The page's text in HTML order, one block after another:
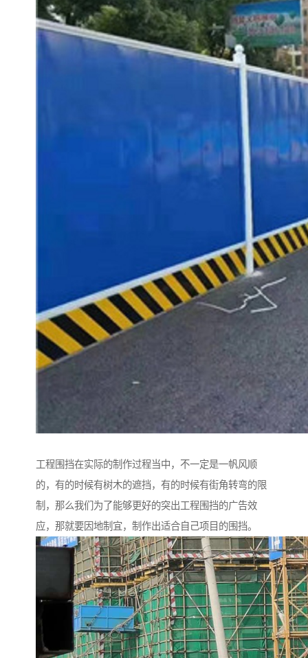
工程围挡在实际的制作过程当中，不一定是一帆风顺
的，有的时候有树木的遮挡，有的时候有街角转弯的限
制，那么我们为了能够更好的突出工程围挡的广告效
应，那就要因地制宜，制作出适合自己项目的围挡。